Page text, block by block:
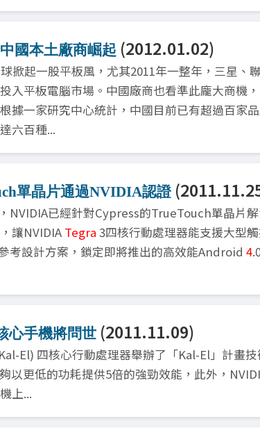
國本土廠商崛起 (2012.01.02)
掀起一股平板風，尤其2011年一整年，三星、
入平板電腦市場。中國廠商也看準此龐大商機
據一家研究中心統計，中國目前已有超過百家
六百種...
單晶片通過NVIDIA認證
NVIDIA已經針對Cypress的TrueTouch單晶片
讓NVIDIA Tegra 3四核行動處理器能支援大型
考設計方案，鎖定即將推出的高效能Android 4
心手機將問世(2011.11.09)
El) 四核心行動處理器舉辦了「Kal-El」計畫
以更低的功耗提供5倍的強勁效能，此外，
上...